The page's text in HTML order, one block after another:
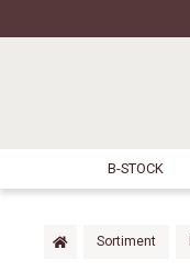
B-STOCK
Sortiment